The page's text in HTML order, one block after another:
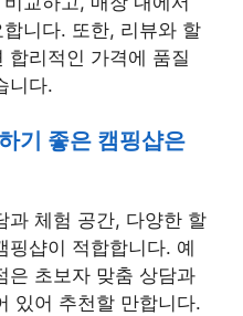
니다. 또한, 리뷰와 할
합리적인 가격에 품질
니다.
기 좋은 캠핑샵은
과 체험 공간, 다양한 할
핑샵이 적합합니다. 예
은 초보자 맞춤 상담과
있어 추천할 만합니다.